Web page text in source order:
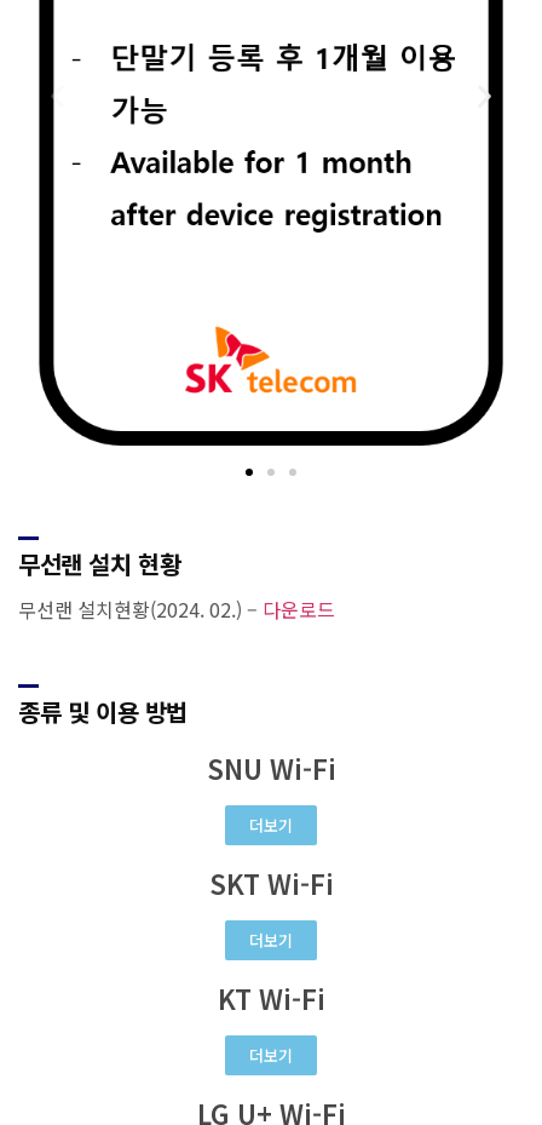
무선랜 설치 현황
무선랜 설치현황(2024. 02.) – 다운로드
종류 및 이용 방법
SNU Wi-Fi
더보기
SKT Wi-Fi
더보기
KT Wi-Fi
더보기
LG U+ Wi-Fi